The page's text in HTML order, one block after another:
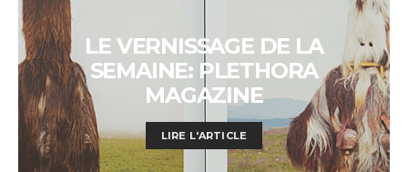
LE VERNISSAGE DE LA
SEMAINE: PLETHORA
MAGAZINE
LIRE L'ARTICLE